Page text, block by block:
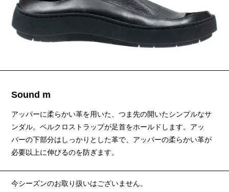
Sound m
アッパーに柔らかい革を用いた、つま先の開いたシンプルなサ
ンダル。ベルクロストラップが足首をホールドします。アッ
パーの下部分はしっかりとした革で、アッパーの柔らかい革が
必要以上に伸びるのを防ぎます。
今シーズンのお取り扱いはございません。